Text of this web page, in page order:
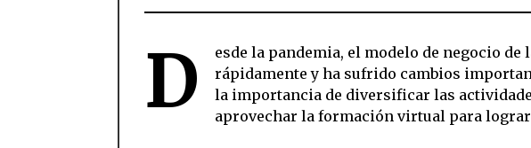
D
esde la pandemia, el modelo de negocio
rápidamente y ha sufrido cambios
la importancia de diversificar las
aprovechar la formación virtual para lograr